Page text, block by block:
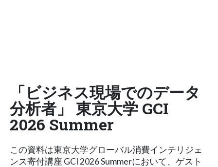
「ビジネス現場でのデータ
分析者」 東京大学 GCI
2026 Summer
この資料は東京大学グローバル消費インテリジェ
ンス寄付講座 GCI 2026 Summerにおいて、ゲスト